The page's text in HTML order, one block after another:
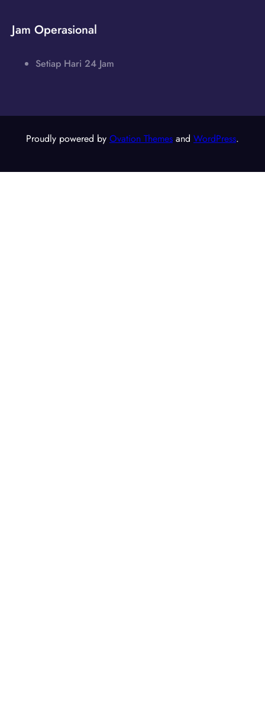
Jam Operasional
Setiap Hari 24 Jam
Proudly powered by Ovation Themes and WordPress.